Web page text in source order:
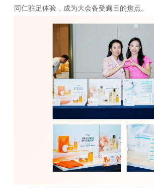
同仁驻足体验，成为大会备受瞩目的焦点。